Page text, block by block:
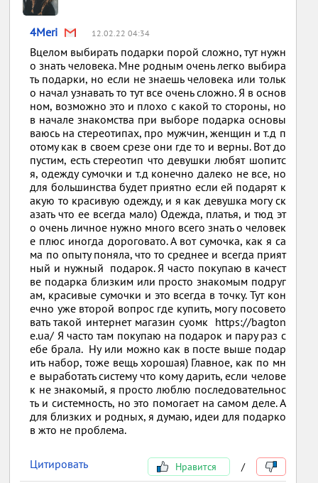
4Meri 12.02.22 04:34
Вцелом выбирать подарки порой сложно, тут нужн
о знать человека. Мне родным очень легко выбира
ть подарки, но если не знаешь человека или тольк
о начал узнавать то тут все очень сложно. Я в основ
ном, возможно это и плохо с какой то стороны, но
в начале знакомства при выборе подарка основы
ваюсь на стереотипах, про мужчин, женщин и т.д п
отому как в своем срезе они где то и верны. Вот до
пустим, есть стереотип что девушки любят шопитс
я, одежду сумочки и т.д конечно далеко не все, но
для большинства будет приятно если ей подарят к
акую то красивую одежду, и я как девушка могу ск
азать что ее всегда мало) Одежда, платья, и тюд эт
о очень личное нужно много всего знать о человек
е плюс иногда дороговато. А вот сумочка, как я са
ма по опыту поняла, что то среднее и всегда прият
ный и нужный подарок. Я часто покупаю в качест
ве подарка близким или просто знакомым подруг
ам, красивые сумочки и это всегда в точку. Тут кон
ечно уже второй вопрос где купить, могу посовето
вать такой интернет магазин суомк https://bagton
e.ua/ Я часто там покупаю на подарок и пару раз с
ебе брала. Ну или можно как в посте выше подар
ить набор, тоже вещь хорошая) Главное, как по мн
е выработать систему что кому дарить, если челове
к не знакомый, я просто люблю последовательнос
ть и системность, но это помогает на самом деле. А
для близких и родных, я думаю, идеи для подарко
в жто не проблема.
Цитировать Нравится /